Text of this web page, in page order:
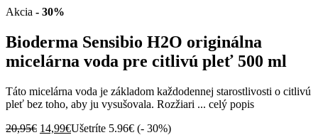
Akcia - 30%
Bioderma Sensibio H2O originálna
micelárna voda pre citlivú pleť 500 ml
Táto micelárna voda je základom každodennej starostlivosti o citlivú
pleť bez toho, aby ju vysušovala. Rozžiari ... celý popis
20,95€ Pôvodná
14,99€Aktuálna
Ušetríte 5.96€ (- 30%)